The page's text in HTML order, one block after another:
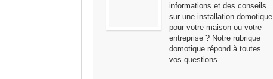
informations et des conseils
sur une installation domotique
pour votre maison ou votre
entreprise ? Notre rubrique
domotique répond à toutes
vos questions.